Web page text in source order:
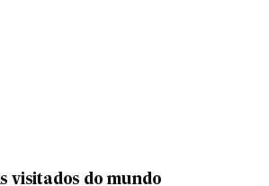
visitados do mundo